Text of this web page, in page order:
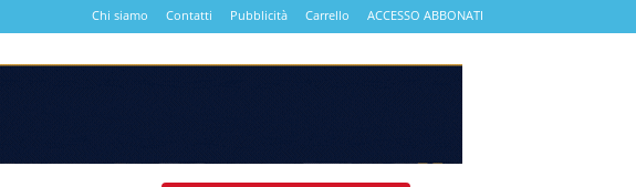
Chi siamo Contatti Pubblicità Carrello ACCESSO ABBONATI